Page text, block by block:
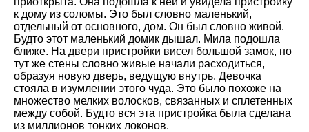
к дому из соломы. Это был словно маленький,
отдельный от основного, дом. Он был словно живой.
Будто этот маленький домик дышал. Мила подошла
ближе. На двери пристройки висел большой замок, но
тут же стены словно живые начали расходиться,
образуя новую дверь, ведущую внутрь. Девочка
стояла в изумлении этого чуда. Это было похоже на
множество мелких волосков, связанных и сплетенных
между собой. Будто вся эта пристройка была сделана
из миллионов тонких локонов.